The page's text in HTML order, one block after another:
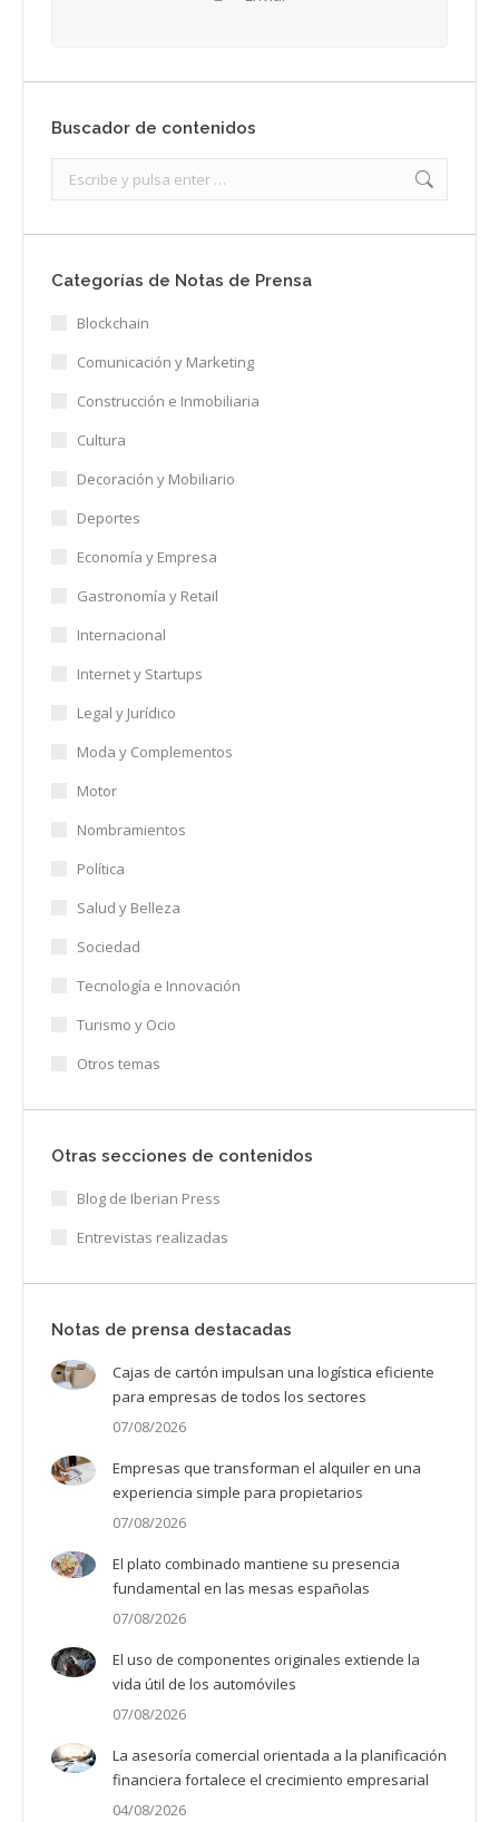
Buscador de contenidos
Categorías de Notas de Prensa
Blockchain
Comunicación y Marketing
Construcción e Inmobiliaria
Cultura
Decoración y Mobiliario
Deportes
Economía y Empresa
Gastronomía y Retail
Internacional
Internet y Startups
Legal y Jurídico
Moda y Complementos
Motor
Nombramientos
Política
Salud y Belleza
Sociedad
Tecnología e Innovación
Turismo y Ocio
Otros temas
Otras secciones de contenidos
Blog de Iberian Press
Entrevistas realizadas
Notas de prensa destacadas
Cajas de cartón impulsan una logística eficiente
para empresas de todos los sectores
07/08/2026
Empresas que transforman el alquiler en una
experiencia simple para propietarios
07/08/2026
El plato combinado mantiene su presencia
fundamental en las mesas españolas
07/08/2026
El uso de componentes originales extiende la
vida útil de los automóviles
07/08/2026
La asesoría comercial orientada a la planificación
financiera fortalece el crecimiento empresarial
04/08/2026